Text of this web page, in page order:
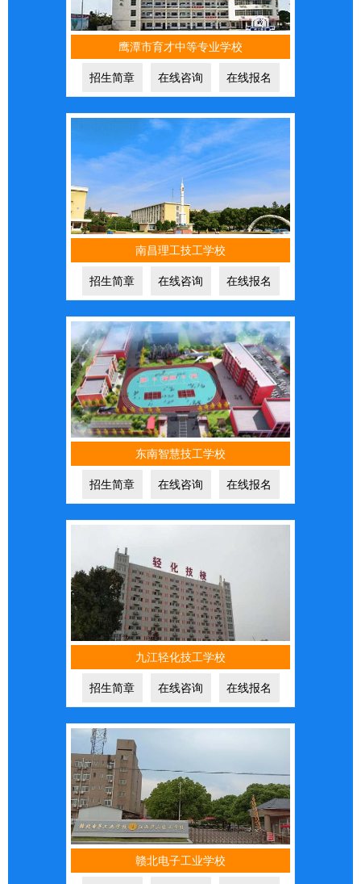
鹰潭市育才中等专业学校
招生简章 在线咨询 在线报名
南昌理工技工学校
招生简章 在线咨询 在线报名
东南智慧技工学校
招生简章 在线咨询 在线报名
九江轻化技工学校
招生简章 在线咨询 在线报名
赣北电子工业学校